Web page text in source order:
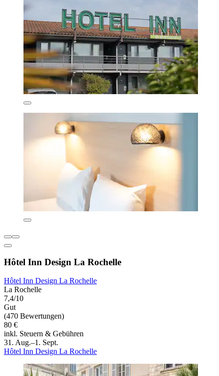
Hôtel Inn Design La Rochelle
Hôtel Inn Design La Rochelle
La Rochelle
7,4/10
Gut
(470 Bewertungen)
80 €
inkl. Steuern & Gebühren
31. Aug.–1. Sept.
Hôtel Inn Design La Rochelle